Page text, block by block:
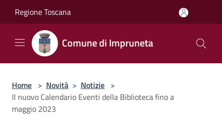
Regione Toscana
Comune di Impruneta
Home > Novità > Notizie >
Il nuovo Calendario Eventi della Biblioteca fino a
maggio 2023